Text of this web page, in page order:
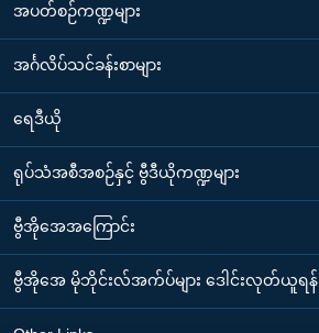
အပတ်စဉ်ကဏ္ဍများ
အင်္ဂလိပ်သင်ခန်းစာများ
ရေဒီယို
ရုပ်သံအစီအစဉ်နှင့် ဗွီဒီယိုကဏ္ဍများ
ဗွီအိုအေအကြောင်း
ဗွီအိုအေ မိုဘိုင်းလ်အက်ပ်များ ဒေါင်းလုတ်ယူရန်